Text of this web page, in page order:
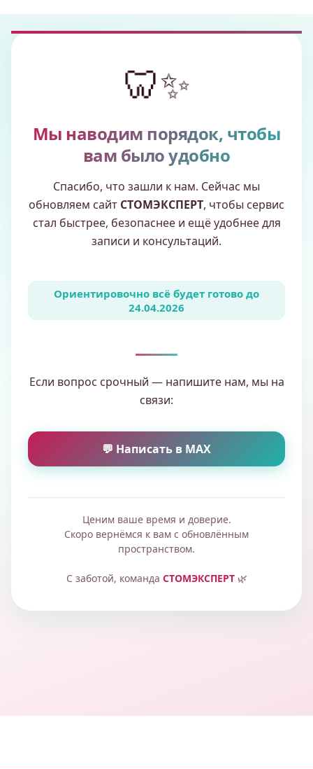
🦷✨
Мы наводим порядок, чтобы
вам было удобно
Спасибо, что зашли к нам. Сейчас мы
обновляем сайт СТОМЭКСПЕРТ, чтобы сервис
стал быстрее, безопаснее и ещё удобнее для
записи и консультаций.
Ориентировочно всё будет готово до
24.04.2026
Если вопрос срочный — напишите нам, мы на
связи:
💬 Написать в MAX
Ценим ваше время и доверие.
Скоро вернёмся к вам с обновлённым
пространством.
С заботой, команда СТОМЭКСПЕРТ🌿